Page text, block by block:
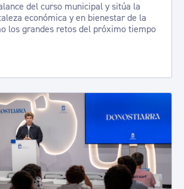
del curso municipal y sitúa la
económica y en bienestar de la
los grandes retos del próximo tiempo